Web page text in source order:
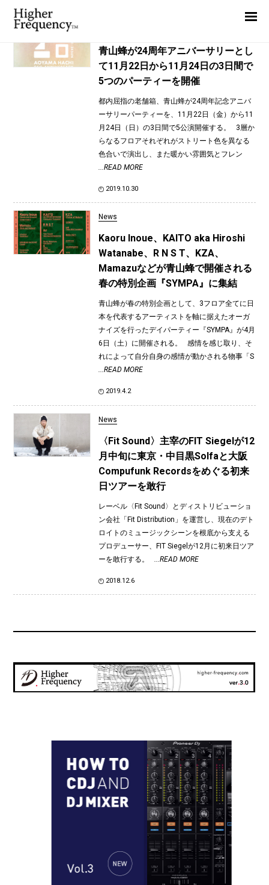
TAG: kenjamode
青山蜂が24周年アニバーサリーとし
て11月22日から11月24日の3日間で
5つのパーティーを開催
都内屈指の老舗箱、青山蜂が24周年記念アニバ
ーサリーパーティーを、11月22日（金）から11
月24日（日）の3日間で5公演開催する。 3層か
らなるフロアそれぞれがストリート色を異なる
色合いで演出し、また暖かい雰囲気とフレン
...READ MORE
2019.10.30
News
Kaoru Inoue、KAITO aka Hiroshi
Watanabe、R N S T、KZA、
Mamazuなどが青山蜂で開催される
春の特別企画『SYMPA』に集結
青山蜂が春の特別企画として、3フロア全てに日
本を代表するアーティストを軸に据えたオーガ
ナイズを行ったデイパーティー『SYMPA』が4月
6日（土）に開催される。 感情を感じ取り、そ
れによって自分自身の感情が動かされる物事「S
...READ MORE
2019.4.2
News
〈Fit Sound〉主宰のFIT Siegelが12
月中旬に東京・中目黒Solfaと大阪
Compufunk Recordsをめぐる初来
日ツアーを敢行
レーベル〈Fit Sound〉とディストリビューショ
ン会社「Fit Distribution」を運営し、現在のデト
ロイトのミュージックシーンを根底から支える
プロデューサー、FIT Siegelが12月に初来日ツア
ーを敢行する。
...READ MORE
2018.12.6
News
Interview
Report